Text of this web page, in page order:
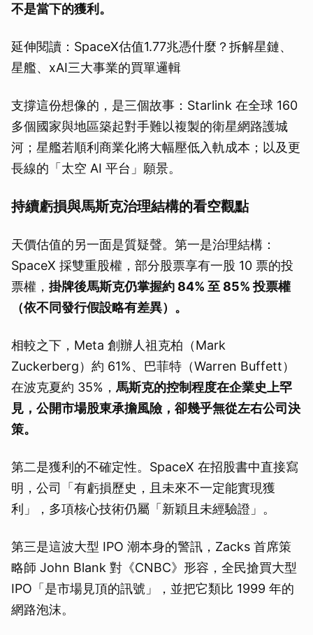
不是當下的獲利。
延伸閱讀：SpaceX估值1.77兆憑什麼？拆解星鏈、
星艦、xAI三大事業的買單邏輯
支撐這份想像的，是三個故事：Starlink 在全球 160
多個國家與地區築起對手難以複製的衛星網路護城
河；星艦若順利商業化將大幅壓低入軌成本；以及更
長線的「太空 AI 平台」願景。
持續虧損與馬斯克治理結構的看空觀點
天價估值的另一面是質疑聲。第一是治理結構：
SpaceX 採雙重股權，部分股票享有一股 10 票的投
票權， 掛牌後馬斯克仍掌握約 84% 至 85% 投票權
（依不同發行假設略有差異）。
相較之下，Meta 創辦人祖克柏（Mark
Zuckerberg）約 61%、巴菲特（Warren Buffett）
在波克夏約 35%， 馬斯克的控制程度在企業史上罕
見，公開市場股東承擔風險，卻幾乎無從左右公司決
策。
第二是獲利的不確定性。SpaceX 在招股書中直接寫
明，公司「有虧損歷史，且未來不一定能實現獲
利」，多項核心技術仍屬「新穎且未經驗證」。
第三是這波大型 IPO 潮本身的警訊，Zacks 首席策
略師 John Blank 對《CNBC》形容，全民搶買大型
IPO「是市場見頂的訊號」，並把它類比 1999 年的
網路泡沫。